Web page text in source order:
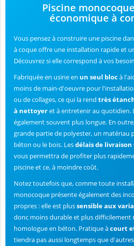
Piscine
économique à
Vous pensez à construire une piscine
à coque offre une installation rapide et
Découvrez si elle correspond à vos
Fabriquée en usine en un seul blocà
moins de main-d'oeuvre pour
ou de collages, ce qui la rend très
à nettoyeret à entretenir au quotidien.
également souvent plus longue. En
grande partie de polyester, un matériau
béton ou le bois. Lesdélais de
vous permettra de profiter plus
piscine et ce, à moindre coût.
Notez toutefois que, comme toute
monocoque présente également des
propres : elle est plussensible aux
donc moins durable et plus difficilement
homologue en béton. Pratique àcourt
tiendra pas aussi longtemps que